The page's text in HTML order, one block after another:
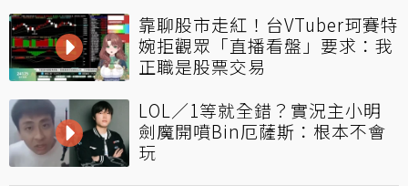
靠聊股市走紅！台VTuber珂賽特
婉拒觀眾「直播看盤」要求：我
正職是股票交易
LOL／1等就全錯？實況主小明
劍魔開噴Bin厄薩斯：根本不會
玩